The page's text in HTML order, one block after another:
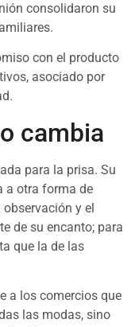
consolidaron su
con el producto
asociado por
cambia
para la prisa. Su
a otra forma de
y el
de su encanto; para
que la de las
a los comercios que
las modas, sino